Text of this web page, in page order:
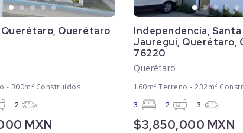
Querétaro
- 300m² Construidos
2
MXN
Independencia, Santa
Jauregui, Querétaro,
76220
Querétaro
160m² Terreno - 232m²
3 2 3
$3,850,000 MXN